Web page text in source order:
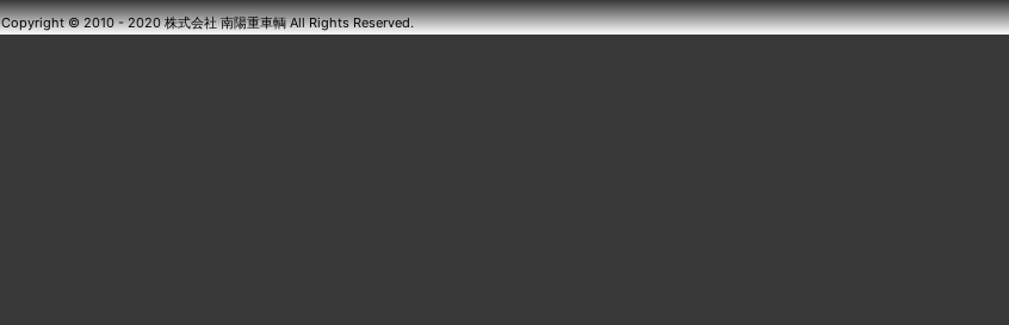
Copyright © 2010 - 2020 株式会社 南陽重車輌 All Rights Reserved.